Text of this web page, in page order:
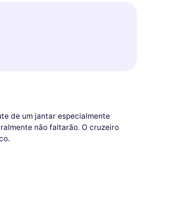
de um jantar especialmente
não faltarão. O cruzeiro